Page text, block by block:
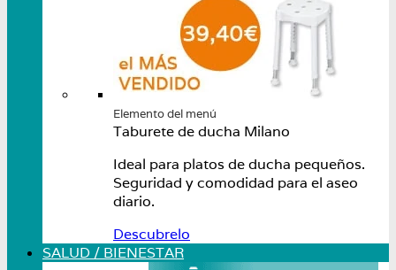
Elemento del menú
Taburete de ducha Milano
Ideal para platos de ducha pequeños.
Seguridad y comodidad para el aseo
diario.
Descubrelo
SALUD / BIENESTAR